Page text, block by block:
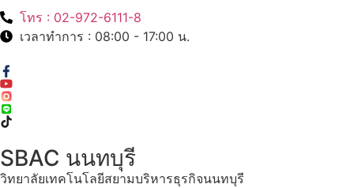
โทร : 02-972-6111-8
เวลาทำการ : 08:00 - 17:00 น.
SBAC นนทบุรี
วิทยาลัยเทคโนโลยีสยามบริหารธุรกิจนนทบุรี